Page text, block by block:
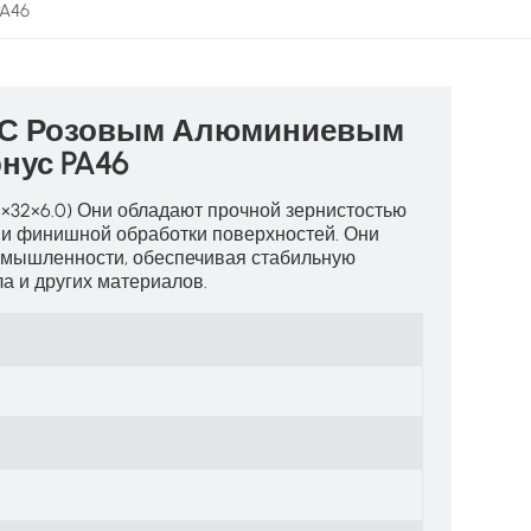
С Розовым Алюминиевым
PA46
Они обладают прочной зернистостью
финишной обработки поверхностей. Они
обеспечивая стабильную
и других материалов.